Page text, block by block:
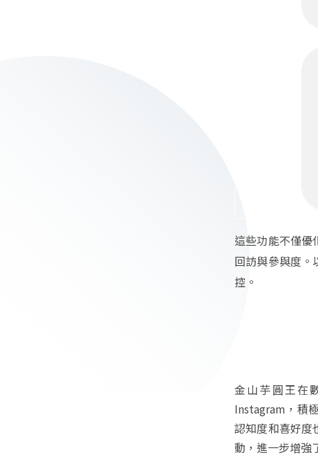
這些功能不僅優
回訪與參與度。
控。
金山芋圓王在
Instagram，積
認知度和喜好度
動，進一步增強